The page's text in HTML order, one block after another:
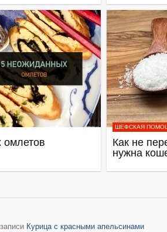
ШЕФСКАЯ
Как не
нужна
Курица с красными апельсинами